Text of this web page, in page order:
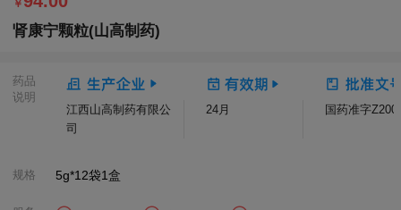
￥
肾康宁颗粒(山高制药)
药品
说明
江西山高制药有限公
司
24月 国药准字
规格 5g*12袋1盒